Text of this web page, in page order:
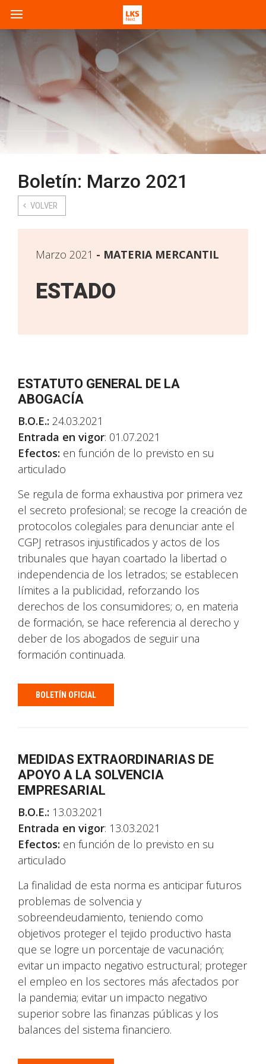
Boletín: Marzo 2021
VOLVER
Marzo 2021 MATERIA MERCANTIL
ESTADO
ESTATUTO GENERAL DE LA
ABOGACÍA
B.O.E.: 24.03.2021
Entrada en vigor: 01.07.2021
Efectos: en función de lo previsto en su
articulado
Se regula de forma exhaustiva por primera vez
el secreto profesional; se recoge la creación de
protocolos colegiales para denunciar ante el
CGPJ retrasos injustificados y actos de los
tribunales que hayan coartado la libertad o
independencia de los letrados; se establecen
límites a la publicidad, reforzando los
derechos de los consumidores; o, en materia
de formación, se hace referencia al derecho y
deber de los abogados de seguir una
formación continuada.
BOLETÍN OFICIAL
MEDIDAS EXTRAORDINARIAS DE
APOYO A LA SOLVENCIA
EMPRESARIAL
B.O.E.: 13.03.2021
Entrada en vigor: 13.03.2021
Efectos: en función de lo previsto en su
articulado
La finalidad de esta norma es anticipar futuros
problemas de solvencia y
sobreendeudamiento, teniendo como
objetivos proteger el tejido productivo hasta
que se logre un porcentaje de vacunación;
evitar un impacto negativo estructural; proteger
el empleo en los sectores más afectados por
la pandemia; evitar un impacto negativo
superior sobre las finanzas públicas y los
balances del sistema financiero.